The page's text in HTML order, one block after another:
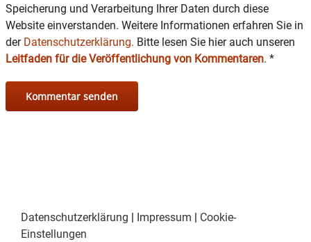
Speicherung und Verarbeitung Ihrer Daten durch diese
Website einverstanden. Weitere Informationen erfahren Sie in
der Datenschutzerklärung. Bitte lesen Sie hier auch unseren
Leitfaden für die Veröffentlichung von Kommentaren. *
Datenschutzerklärung | Impressum | Cookie-
Einstellungen